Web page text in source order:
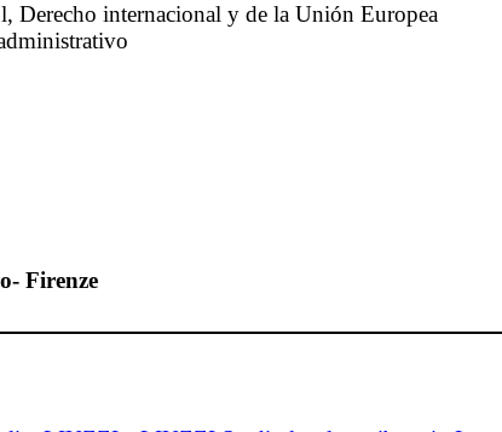
Derecho internacional y de la Unión Europea
Firenze